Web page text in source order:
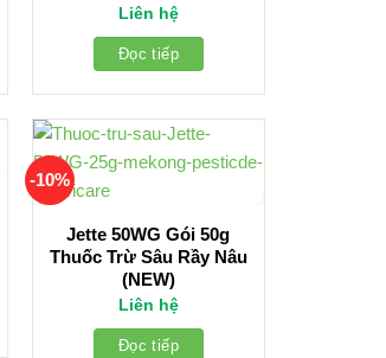
Liên hệ
Đọc tiếp
-10%
Jette 50WG Gói 50g
Thuốc Trừ Sâu Rầy Nâu
(NEW)
Liên hệ
Đọc tiếp